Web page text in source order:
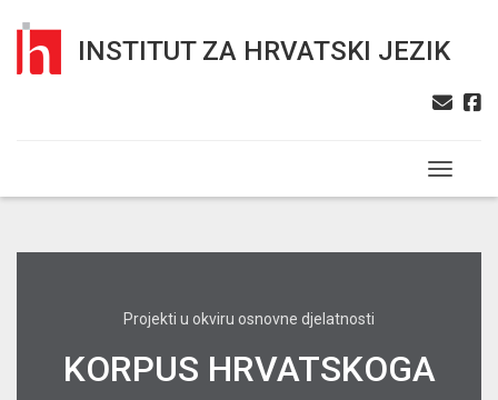
INSTITUT ZA HRVATSKI JEZIK
Toggle
Projekti u okviru osnovne djelatnosti
KORPUS HRVATSKOGA